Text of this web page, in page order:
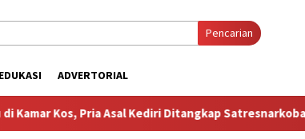
Pencarian
EDUKASI ADVERTORIAL
Asal Kediri Ditangkap Satresnarkoba Polres Nganjuk